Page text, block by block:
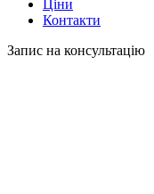
Ціни
Контакти
Запис на консультацію